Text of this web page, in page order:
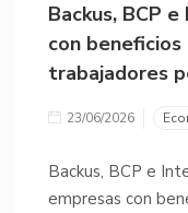
Backus, BCP
con
trabajadores
23/06/2026
Backus, BCP e
empresas con